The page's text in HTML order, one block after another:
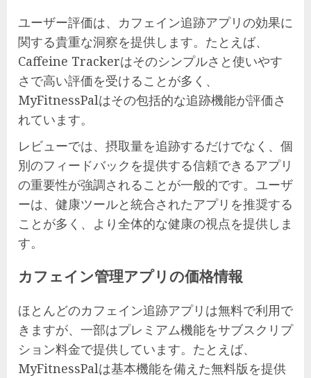
ユーザー評価は、カフェイン追跡アプリの効果に
関する貴重な洞察を提供します。たとえば、
Caffeine Trackerはそのシンプルさと使いやす
さで高い評価を受けることが多く、
MyFitnessPalはその包括的な追跡機能が評価さ
れています。
レビューでは、摂取量を追跡するだけでなく、個
別のフィードバックを提供する信頼できるアプリ
の重要性が強調されることが一般的です。ユーザ
ーは、健康ツールと統合されたアプリを推奨する
ことが多く、より全体的な健康の視点を提供しま
す。
カフェイン管理アプリの価格情報
ほとんどのカフェイン追跡アプリは無料で利用で
きますが、一部はプレミアム機能をサブスクリプ
ション料金で提供しています。たとえば、
MyFitnessPalは基本機能を備えた無料版を提供